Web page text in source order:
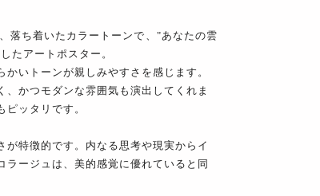
落ち着いたカラートーンで、"あなたの雲
たアートポスター。
いトーンが親しみやすさを感じます。
かつモダンな雰囲気も演出してくれま
ッタリです。
特徴的です。内なる思考や現実からイ
ージュは、美的感覚に優れていると同